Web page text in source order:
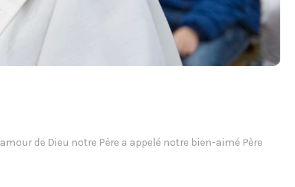
de Dieu notre Père a appelé notre bien-aimé Père